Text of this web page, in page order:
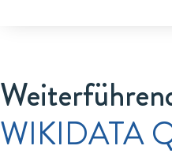
WIKIDATA